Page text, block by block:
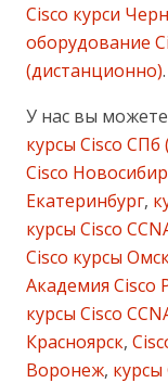
Cisco курси
оборудование
(дистанционно).
У нас вы
курсы Cisco СПб
Cisco
Екатеринбург,
курсы Cisco
Cisco курсы
Академия Cisco
курсы Cisco
Красноярск,
Воронеж,